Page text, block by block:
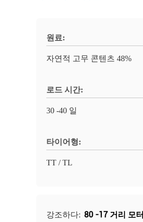
원료:
자연적 고무 콘텐츠 48%
로드 시간:
30 -40 일
타이어형:
TT / TL
강조하다: 80 -17 거리 모